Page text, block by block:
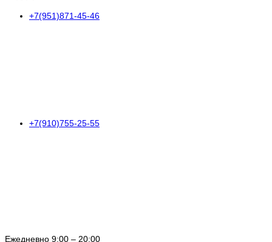
+7(951)871-45-46
+7(910)755-25-55
Ежедневно 9:00 – 20:00